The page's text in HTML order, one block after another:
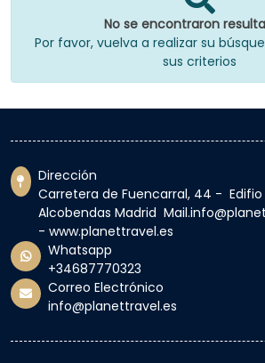
No se encontraron
Por favor, vuelva a realizar su
sus criterios
Dirección
Carretera de Fuencarral, 44 -
Alcobendas Madrid
- www.planettravel.es
Whatsapp
+34687770323
Correo Electrónico
info@planettravel.es